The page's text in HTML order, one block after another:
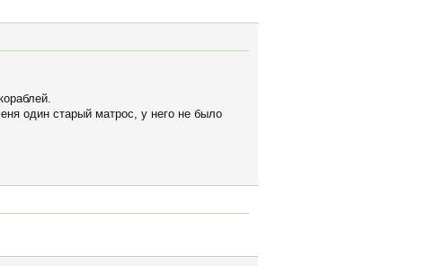
один старый матрос, у него не было